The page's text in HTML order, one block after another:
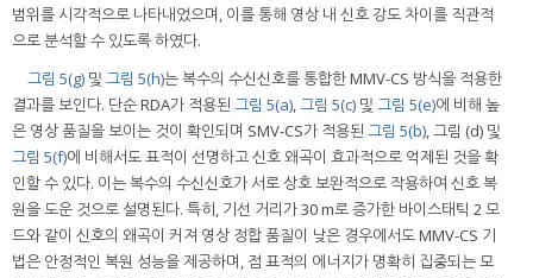
범위를 시각적으로 나타내었으며, 이를 통해 영상 내 신호 강도 차이를 직관적
으로 분석할 수 있도록 하였다.
그림 5(g) 및 그림 5(h)는 복수의 수신신호를 통합한 MMV-CS 방식을 적용한
결과를 보인다. 단순 RDA가 적용된 그림 5(a),그림 5(c) 및 그림 5(e)에 비해 높
은 영상 품질을 보이는 것이 확인되며 SMV-CS가 적용된 그림 5(b), 그림 (d) 및
그림 5(f)에 비해서도 표적이 선명하고 신호 왜곡이 효과적으로 억제된 것을 확
인할 수 있다. 이는 복수의 수신신호가 서로 상호 보완적으로 작용하여 신호 복
원을 도운 것으로 설명된다. 특히, 기선 거리가 30 m로 증가한 바이스태틱 2 모
드와 같이 신호의 왜곡이 커져 영상 정합 품질이 낮은 경우에서도 MMV-CS 기
법은 안정적인 복원 성능을 제공하며, 점 표적의 에너지가 명확히 집중되는 모